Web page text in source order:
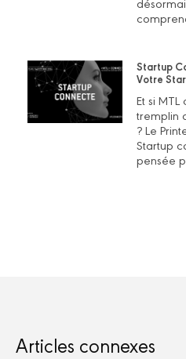
Startup
Votre
Et si
tremplin
? Le
Startup
pensée
Articles connexes